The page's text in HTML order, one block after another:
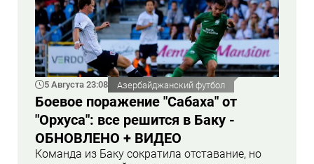
5 Августа 23:08 Азербайджанский футбол
Боевое поражение "Сабаха" от
"Орхуса": все решится в Баку -
ОБНОВЛЕНО + ВИДЕО
Команда из Баку сократила отставание, но